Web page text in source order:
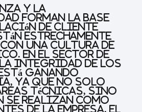
y la
forman la base
de cliente
estrechamente
una cultura de
En el sector de
integridad de los
ganando
ya que no solo
técnicas, sino
se realizan como
de la empresa. El